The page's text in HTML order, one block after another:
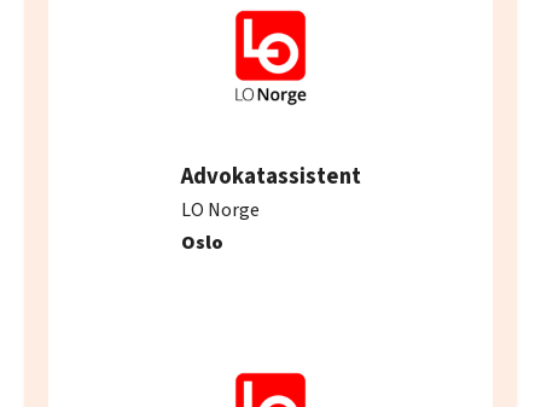
Advokatassistent
LO Norge
Oslo